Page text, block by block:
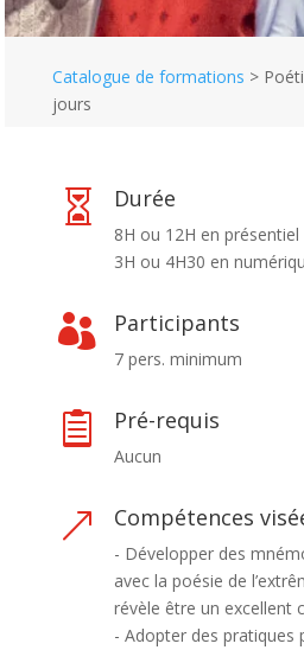
Catalogue de formations >
jours
 Durée
8H ou 12H en présentiel
3H ou 4H30 en
 Participants
7 pers. minimum
 Pré-requis
Aucun
& Compétences
- Développer des
avec la poésie de
révèle être un excellent
- Adopter des